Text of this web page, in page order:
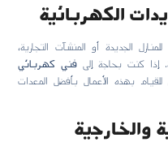
الجديدة أو المنشآت التجارية،
كنت بحاجة إلىفني كهربائي
بهذه الأعمال بأفضل المعدات